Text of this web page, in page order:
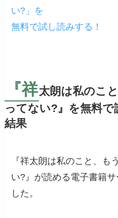
い?」を
無料で試し読みする！
『祥太朗は私のこ
ってない?』を無料で
結果
『祥太朗は私のこと、も
い?』が読める電子書籍
した。